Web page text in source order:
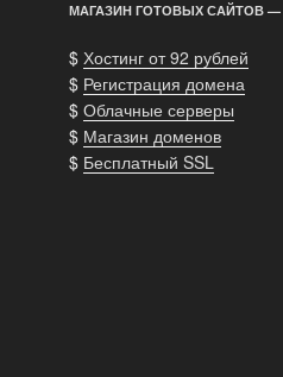
МАГАЗИН ГОТОВЫХ САЙТОВ —
$ Хостинг от 92 рублей
$ Регистрация домена
$ Облачные серверы
$ Магазин доменов
$ Бесплатный SSL